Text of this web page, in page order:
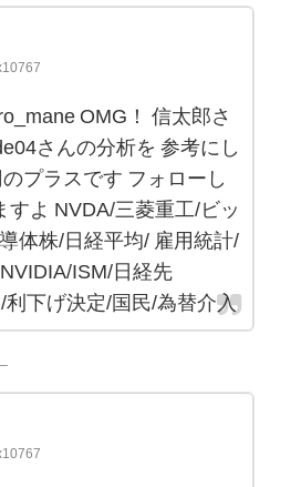
OMG！ 信太郎さ
さんの分析を 参考にし
プラスです フォローし
すよ NVDA/三菱重工/ビッ
体株/日経平均/ 雇用統計/
ISM/日経先
下げ決定/国民/為替介入